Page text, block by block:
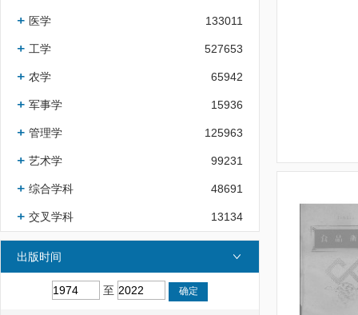
医学 133011
工学 527653
农学 65942
军事学 15936
管理学 125963
艺术学 99231
综合学科 48691
交叉学科 13134
出版时间
至